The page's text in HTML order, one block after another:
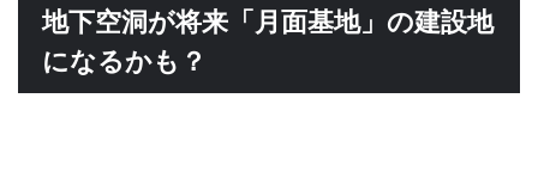
地下空洞が将来「月面基地」の建設地
になるかも？